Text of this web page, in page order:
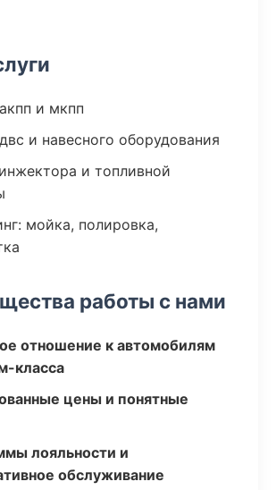
и мкпп
и навесного оборудования
и топливной
мойка, полировка,
работы с нами
отношение к автомобилям
класса
цены и понятные
лояльности и
обслуживание